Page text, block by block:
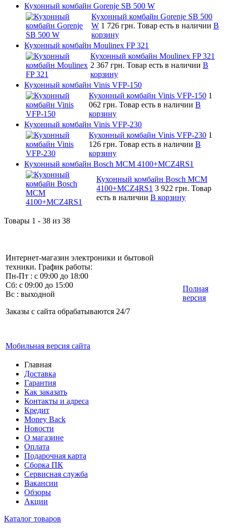
Кухонный комбайн Gorenje SB 500 W
Кухонный комбайн Gorenje SB 500
W 1 726 грн. Товар есть в наличии В
корзину
Кухонный комбайн Moulinex FP 321
Кухонный комбайн Moulinex FP 321
2 367 грн. Товар есть в наличии В
корзину
Кухонный комбайн Vinis VFP-150
Кухонный комбайн Vinis VFP-150 1
062 грн. Товар есть в наличии В
корзину
Кухонный комбайн Vinis VFP-230
Кухонный комбайн Vinis VFP-230 1
126 грн. Товар есть в наличии В
корзину
Кухонный комбайн Bosch MCM 4100+MCZ4RS1
Кухонный комбайн Bosch MCM
4100+MCZ4RS1 3 922 грн. Товар
есть в наличии В корзину
Товары 1 - 38 из 38
Интернет-магазин электроники и бытовой
техники. График работы:
Пн-Пт : с 09:00 до 18:00
Сб: с 09:00 до 15:00
Вс : выходной
Заказы с сайта обрабатываются 24/7
Мобильная версия сайта
Полная
версия
Главная
Доставка
Гарантия
Как заказать
Контакты и адреса
Кредит
Money Back
Новости
О магазине
Оплата
Подарочная карта
Сборка ПК
Сервисная служба
Вакансии
Обзоры
Акции
Каталог товаров